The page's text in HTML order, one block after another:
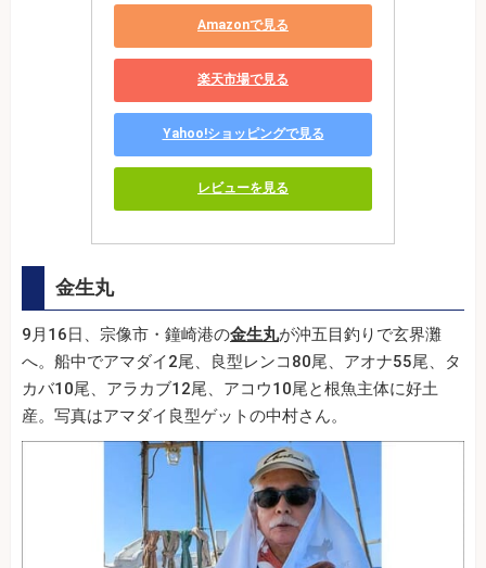
Amazonで見る
楽天市場で見る
Yahoo!ショッピングで見る
レビューを見る
金生丸
9月16日、宗像市・鐘崎港の金生丸が沖五目釣りで玄界灘
へ。船中でアマダイ2尾、良型レンコ80尾、アオナ55尾、タ
カバ10尾、アラカブ12尾、アコウ10尾と根魚主体に好土
産。写真はアマダイ良型ゲットの中村さん。